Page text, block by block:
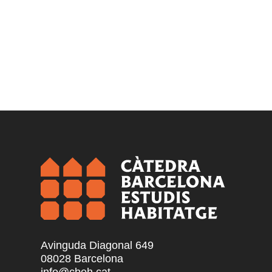
Avinguda Diagonal 649
08028 Barcelona